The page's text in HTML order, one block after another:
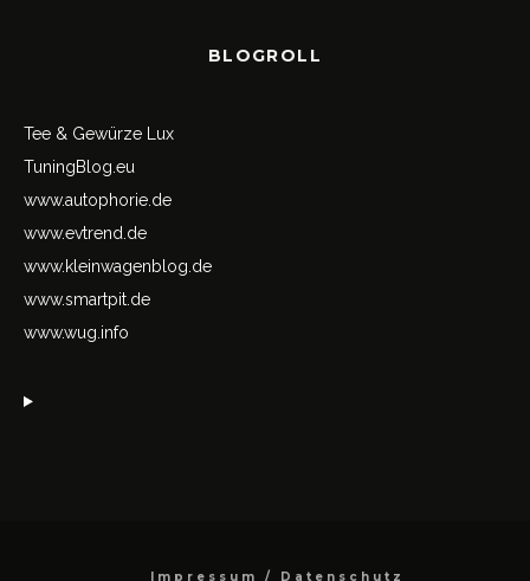
BLOGROLL
Tee & Gewürze Lux
TuningBlog.eu
www.autophorie.de
www.evtrend.de
www.kleinwagenblog.de
www.smartpit.de
www.wug.info
Impressum / Datenschutz